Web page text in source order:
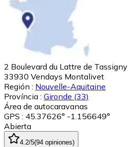
2 Boulevard du Lattre de Tassigny
33930 Vendays Montalivet
Región : Nouvelle-Aquitaine
Província : Gironde (33)
Área de autocaravanas
GPS : 45.37626° -1.156649°
Abierta
4.2/5(94 opiniones)